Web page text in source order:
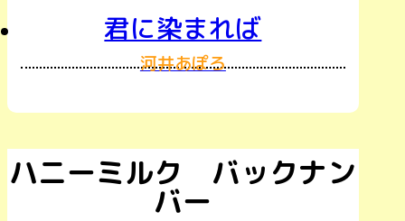
君に染まれば
河井あぽろ
ハニーミルク バックナン
バー